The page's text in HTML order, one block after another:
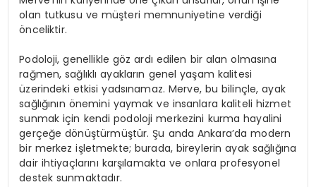
olan tutkusu ve müşteri memnuniyetine verdiği
önceliktir.
Podoloji, genellikle göz ardı edilen bir alan olmasına
rağmen, sağlıklı ayakların genel yaşam kalitesi
üzerindeki etkisi yadsınamaz. Merve, bu bilinçle, ayak
sağlığının önemini yaymak ve insanlara kaliteli hizmet
sunmak için kendi podoloji merkezini kurma hayalini
gerçeğe dönüştürmüştür. Şu anda Ankara’da modern
bir merkez işletmekte; burada, bireylerin ayak sağlığına
dair ihtiyaçlarını karşılamakta ve onlara profesyonel
destek sunmaktadır.